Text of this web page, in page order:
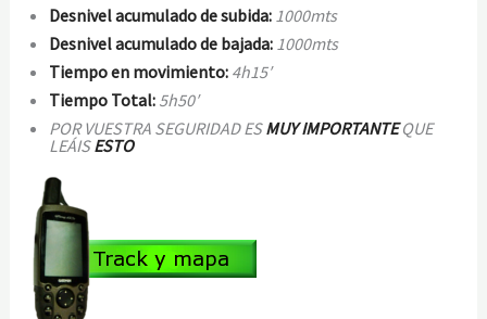
Desnivel acumulado de subida: 1000mts
Desnivel acumulado de bajada: 1000mts
Tiempo en movimiento: 4h15′
Tiempo Total: 5h50′
POR VUESTRA SEGURIDAD ESMUY IMPORTANTEQUE
LEÁISESTO